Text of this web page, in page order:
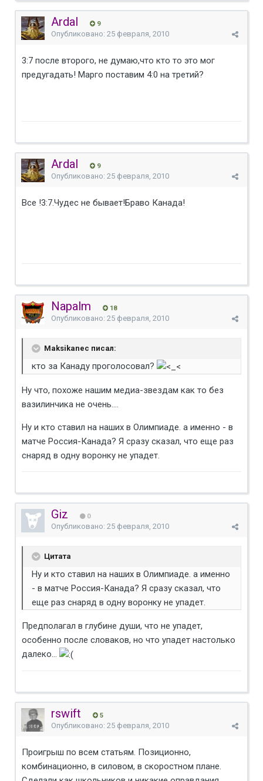
Ardal 9
Опубликовано: 25 февраля, 2010
3:7 после второго, не думаю,что кто то это мог
предугадать! Марго поставим 4:0 на третий?
Ardal 9
Опубликовано: 25 февраля, 2010
Все !3:7.Чудес не бывает!Браво Канада!
Napalm 18
Опубликовано: 25 февраля, 2010
Maksikanec писал:
кто за Канаду проголосовал?
Ну что, похоже нашим медиа-звездам как то без
вазилинчика не очень....
Ну и кто ставил на наших в Олимпиаде. а именно - в
матче Россия-Канада? Я сразу сказал, что еще раз
снаряд в одну воронку не упадет.
Giz 0
Опубликовано: 25 февраля, 2010
Цитата
Ну и кто ставил на наших в Олимпиаде. а именно
- в матче Россия-Канада? Я сразу сказал, что
еще раз снаряд в одну воронку не упадет.
Предполагал в глубине души, что не упадет,
особенно после словаков, но что упадет настолько
далеко...
rswift 5
Опубликовано: 25 февраля, 2010
Проигрыш по всем статьям. Позиционно,
комбинационно, в силовом, в скоростном плане.